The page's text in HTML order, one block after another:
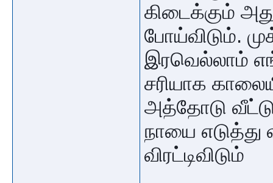
கிடைக்கும்
போய்விடும்.
இரவெல்லாம்
சரியாக
அத்தோடு வீட்டு
நாயை
விரட்டிவிடும்